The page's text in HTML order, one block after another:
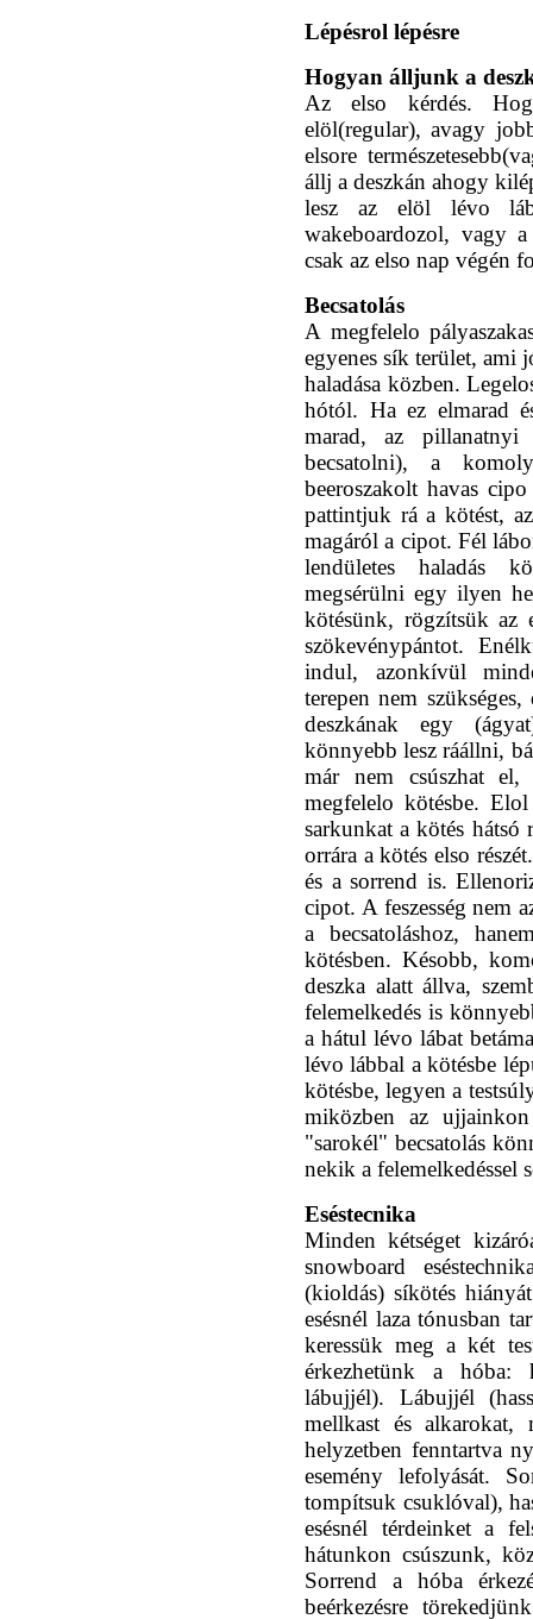
Lépésrol lépésre
Hogyan álljunk a
Az elso kérdés.
elöl(regular), avagy
elsore
állj a deszkán ahogy
lesz az elöl lévo
wakeboardozol, vagy
csak az elso nap végén
Becsatolás
A megfelelo
egyenes sík terület, ami
haladása közben.
hótól. Ha ez elmarad
marad, az pillanatnyi
becsatolni), a
beeroszakolt havas
pattintjuk rá a kötést,
magáról a cipot. Fél
lendületes haladás
megsérülni egy ilyen
kötésünk, rögzítsük az
szökevénypántot.
indul, azonkívül
terepen nem
deszkának egy
könnyebb lesz ráállni,
már nem csúszhat
megfelelo kötésbe.
sarkunkat a kötés hátsó
orrára a kötés elso
és a sorrend is.
cipot. A feszesség nem
a becsatoláshoz,
kötésben. Késobb,
deszka alatt állva,
felemelkedés is
a hátul lévo lábat
lévo lábbal a kötésbe
kötésbe, legyen a
miközben az
"sarokél" becsatolás
nekik a felemelkedéssel
Eséstecnika
Minden kétséget
snowboard
(kioldás) síkötés
esésnél laza tónusban
keressük meg a két
érkezhetünk a hóba:
lábujjél). Lábujjél
mellkast és alkarokat,
helyzetben fenntartva
esemény lefolyását.
tompítsuk csuklóval),
esésnél térdeinket a
hátunkon csúszunk,
Sorrend a hóba
beérkezésre